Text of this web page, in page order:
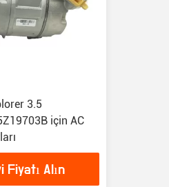
3.5
için AC
Fiyatı Alın